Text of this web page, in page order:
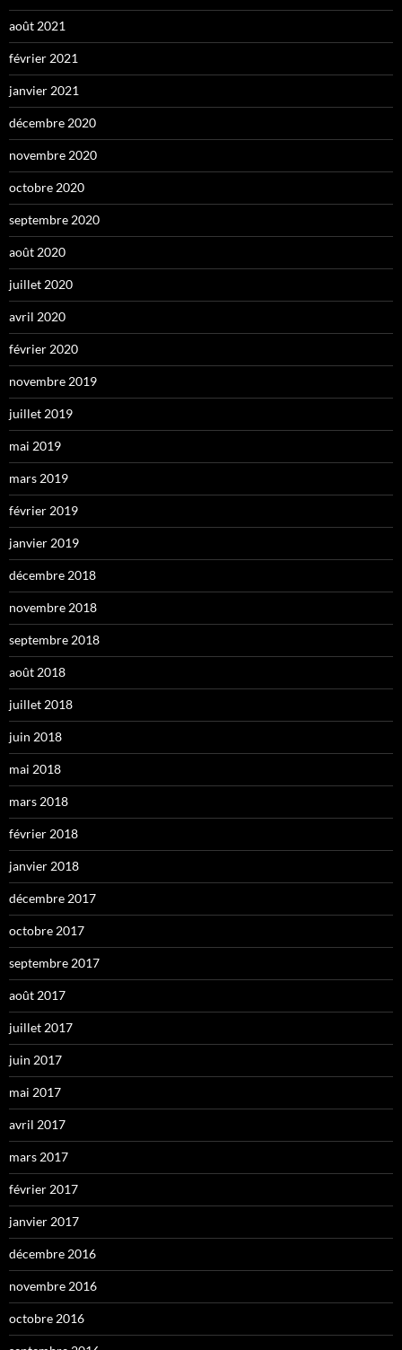
août 2021
février 2021
janvier 2021
décembre 2020
novembre 2020
octobre 2020
septembre 2020
août 2020
juillet 2020
avril 2020
février 2020
novembre 2019
juillet 2019
mai 2019
mars 2019
février 2019
janvier 2019
décembre 2018
novembre 2018
septembre 2018
août 2018
juillet 2018
juin 2018
mai 2018
mars 2018
février 2018
janvier 2018
décembre 2017
octobre 2017
septembre 2017
août 2017
juillet 2017
juin 2017
mai 2017
avril 2017
mars 2017
février 2017
janvier 2017
décembre 2016
novembre 2016
octobre 2016